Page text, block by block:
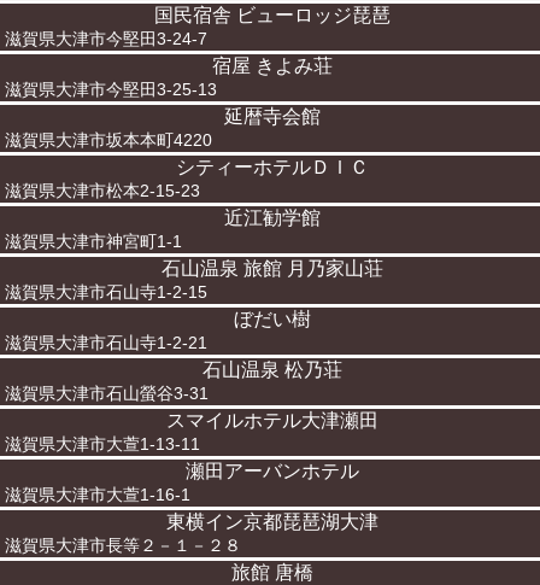
国民宿舎 ビューロッジ琵琶
滋賀県大津市今堅田3-24-7
宿屋 きよみ荘
滋賀県大津市今堅田3-25-13
延暦寺会館
滋賀県大津市坂本本町4220
シティーホテルＤＩＣ
滋賀県大津市松本2-15-23
近江勧学館
滋賀県大津市神宮町1-1
石山温泉 旅館 月乃家山荘
滋賀県大津市石山寺1-2-15
ぼだい樹
滋賀県大津市石山寺1-2-21
石山温泉 松乃荘
滋賀県大津市石山螢谷3-31
スマイルホテル大津瀬田
滋賀県大津市大萱1-13-11
瀬田アーバンホテル
滋賀県大津市大萱1-16-1
東横イン京都琵琶湖大津
滋賀県大津市長等２－１－２８
旅館 唐橋